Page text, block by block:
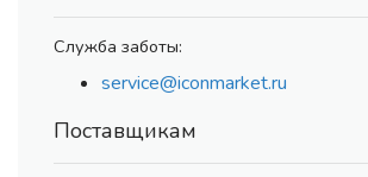
Служба заботы:
service@iconmarket.ru
Поставщикам